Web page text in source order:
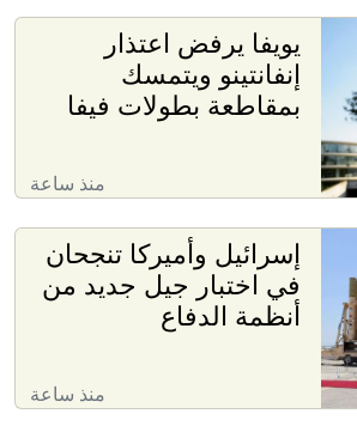
يويفا يرفض اعتذار
إنفانتينو ويتمسك
بمقاطعة بطولات فيفا
منذ ساعة
إسرائيل وأميركا تنجحان
في اختبار جيل جديد من
أنظمة الدفاع
منذ ساعة